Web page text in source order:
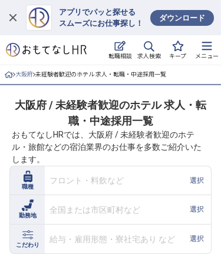
アプリでパッと探せる
スムーズにお仕事探し！
ダウンロード
転職相談 求人検索 キープ メニュー
ログイン
求人・施設を探す
就職・転職 合同説明会
おもてなしHRについて
ご利用の流れ
よくある質問
ホテル・宿泊業界情報コラム
大阪府 未経験者歓迎のホテル 求人・転職・中途採用一覧
大阪府 / 未経験者歓迎のホテル 求人・転
職・中途採用一覧
おもてなしHRでは、大阪府 / 未経験者歓迎のホテ
ル・旅館などの宿泊業界のお仕事を多数ご紹介いた
します。
職種
フロント・料飲など 選択
勤務地
全国または市区町村など 選択
こだわり
給与・雇用形態・寮社宅あり など 選択